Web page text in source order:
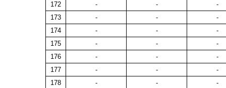
172
- -
-
173
- -
-
174
- -
-
175
- -
-
176
- -
-
177
- -
-
178
- -
-